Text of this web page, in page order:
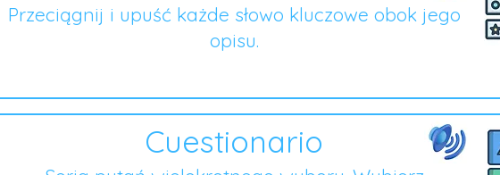
Przeciągnij i upuść każde słowo kluczowe obok jego
opisu.
Cuestionario